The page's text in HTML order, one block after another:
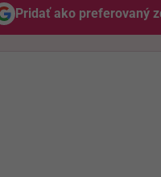
Pridať ako preferovaný
Odzadu,